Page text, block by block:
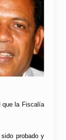
que la Fiscalía
probado y